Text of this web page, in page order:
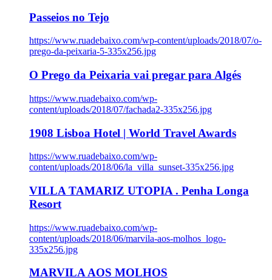
Passeios no Tejo
https://www.ruadebaixo.com/wp-content/uploads/2018/07/o-
prego-da-peixaria-5-335x256.jpg
O Prego da Peixaria vai pregar para Algés
https://www.ruadebaixo.com/wp-
content/uploads/2018/07/fachada2-335x256.jpg
1908 Lisboa Hotel | World Travel Awards
https://www.ruadebaixo.com/wp-
content/uploads/2018/06/la_villa_sunset-335x256.jpg
VILLA TAMARIZ UTOPIA . Penha Longa
Resort
https://www.ruadebaixo.com/wp-
content/uploads/2018/06/marvila-aos-molhos_logo-
335x256.jpg
MARVILA AOS MOLHOS